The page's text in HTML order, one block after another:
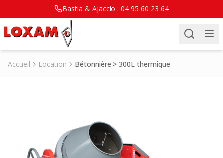
Bastia & Ajaccio : 04 95 60 23 64
Accueil Location Bétonnière > 300L thermique